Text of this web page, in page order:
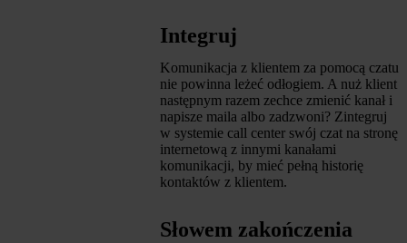
Integruj
Komunikacja z klientem za pomocą czatu
nie powinna leżeć odłogiem. A nuż klient
następnym razem zechce zmienić kanał i
napisze maila albo zadzwoni? Zintegruj
w systemie call center swój czat na stronę
internetową z innymi kanałami
komunikacji, by mieć pełną historię
kontaktów z klientem.
Słowem zakończenia